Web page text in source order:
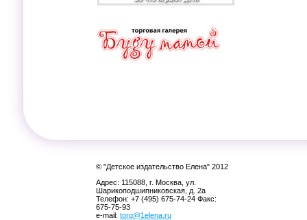
© "Детское издательство Елена" 2012
Адрес: 115088, г. Москва, ул.
Шарикоподшипниковская, д. 2а
Телефон: +7 (495) 675-74-24 Факс:
675-75-93
e-mail: torg@1elena.ru